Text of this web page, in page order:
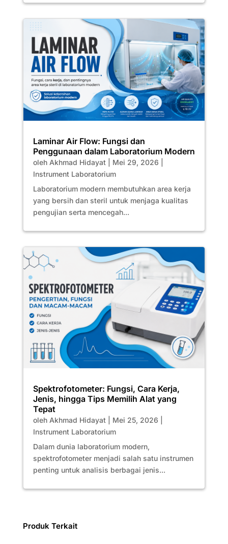
Laminar Air Flow: Fungsi dan
Penggunaan dalam Laboratorium Modern
oleh Akhmad Hidayat| Mei 29, 2026
Instrument Laboratorium
Laboratorium modern membutuhkan area kerja
yang bersih dan steril untuk menjaga kualitas
pengujian serta mencegah...
Spektrofotometer: Fungsi, Cara Kerja,
Jenis, hingga Tips Memilih Alat yang
Tepat
oleh Akhmad Hidayat| Mei 25, 2026
Instrument Laboratorium
Dalam dunia laboratorium modern,
spektrofotometer menjadi salah satu instrumen
penting untuk analisis berbagai jenis...
Produk Terkait